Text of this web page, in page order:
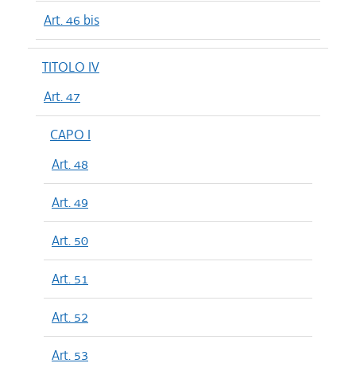
Art. 46 bis
TITOLO IV
Art. 47
CAPO I
Art. 48
Art. 49
Art. 50
Art. 51
Art. 52
Art. 53